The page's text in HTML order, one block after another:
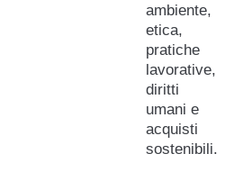
ambiente,
etica,
pratiche
lavorative,
diritti
umani e
acquisti
sostenibili.